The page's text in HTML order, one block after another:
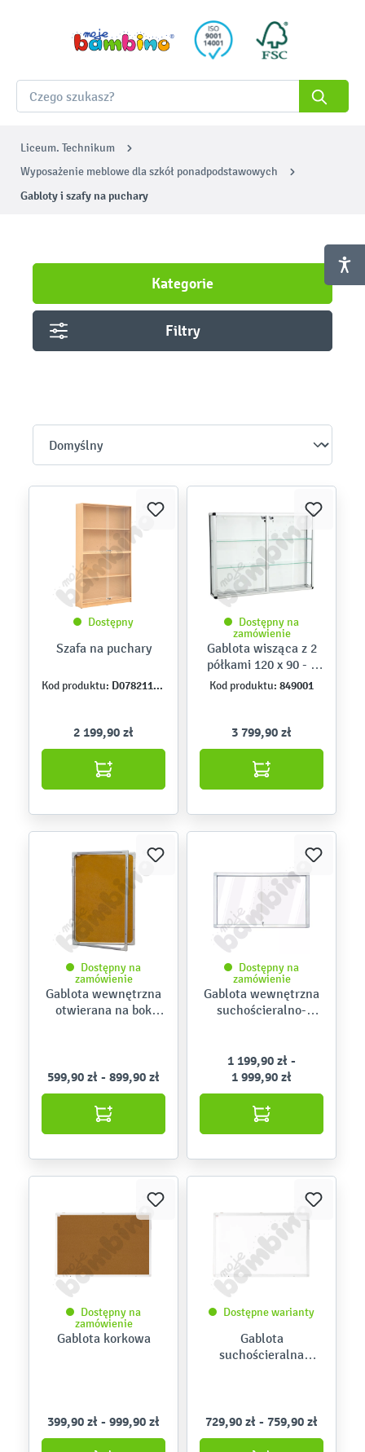
Liceum. Technikum
Wyposażenie meblowe dla szkół ponadpodstawowych
Gabloty i szafy na puchary
Kategorie
Filtry
Dostępny
Szafa na puchary
Kod produktu: D078211-08
2 199,90 zł
Dostępny na
zamówienie
Gablota wisząca z 2
półkami 120 x 90 - z
zamkiem
Kod produktu: 849001
3 799,90 zł
Dostępny na
zamówienie
Gablota wewnętrzna
otwierana na bok
599,90 zł - 899,90 zł
Dostępny na
zamówienie
Gablota wewnętrzna
suchościeralno-
drzwiami
1 199,90 zł -
1 999,90 zł
Dostępny na
zamówienie
Gablota korkowa
399,90 zł - 999,90 zł
Dostępne warianty
Gablota
suchościeralna
729,90 zł - 759,90 zł